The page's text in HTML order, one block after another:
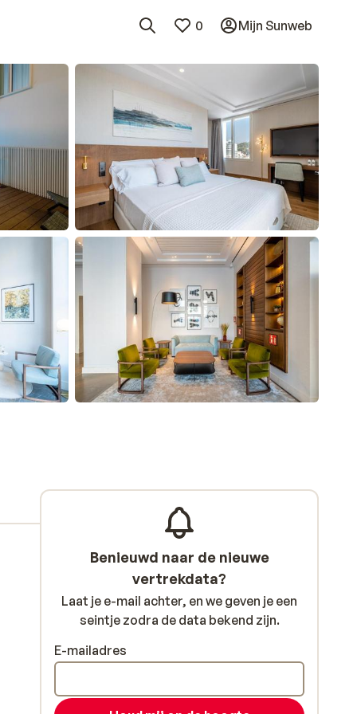
0 Mijn Sunweb
Benieuwd naar de nieuwe
vertrekdata?
Laat je e-mail achter, en we geven je een
seintje zodra de data bekend zijn.
E-mailadres